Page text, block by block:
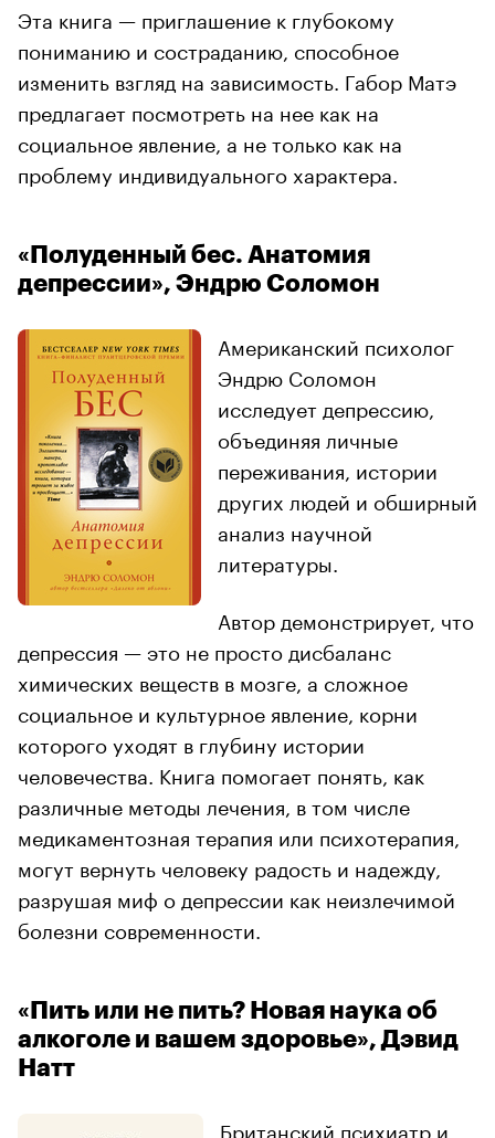
Эта книга — приглашение к глубокому
пониманию и состраданию, способное
изменить взгляд на зависимость. Габор Матэ
предлагает посмотреть на нее как на
социальное явление, а не только как на
проблему индивидуального характера.
«Полуденный бес. Анатомия
депрессии», Эндрю Соломон
Американский психолог
Эндрю Соломон
исследует депрессию,
объединяя личные
переживания, истории
других людей и обширный
анализ научной
литературы.
Автор демонстрирует, что
депрессия — это не просто дисбаланс
химических веществ в мозге, а сложное
социальное и культурное явление, корни
которого уходят в глубину истории
человечества. Книга помогает понять, как
различные методы лечения, в том числе
медикаментозная терапия или психотерапия,
могут вернуть человеку радость и надежду,
разрушая миф о депрессии как неизлечимой
болезни современности.
«Пить или не пить? Новая наука об
алкоголе и вашем здоровье», Дэвид
Натт
Британский психиатр и